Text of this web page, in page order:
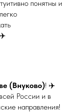
понятны и
(Внуково)! ✈️
России и в
направления!